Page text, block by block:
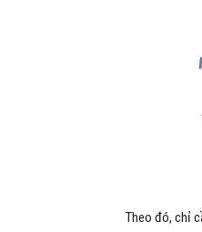
Theo đó, chỉ